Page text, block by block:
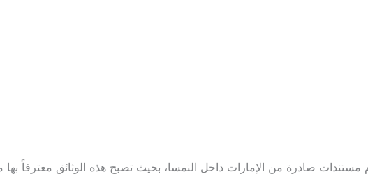
صادرة من الإمارات داخل النمسا، بحيث تصبح هذه الوثائق معترفاً